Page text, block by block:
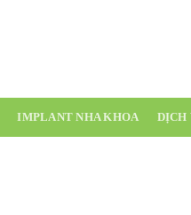
IMPLANT NHA KHOA DỊCH